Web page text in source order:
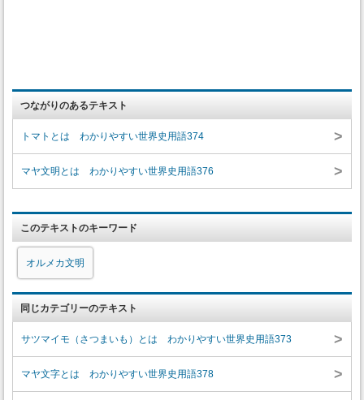
つながりのあるテキスト
トマトとは わかりやすい世界史用語374 >
マヤ文明とは わかりやすい世界史用語376 >
このテキストのキーワード
オルメカ文明
同じカテゴリーのテキスト
サツマイモ（さつまいも）とは わかりやすい世界史用語373 >
マヤ文字とは わかりやすい世界史用語378 >